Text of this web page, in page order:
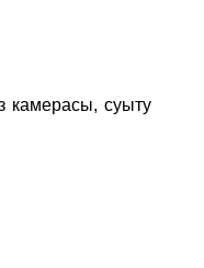
камерасы, суыту